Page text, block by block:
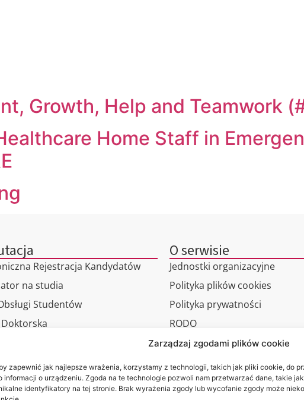
Zarządzaj zgodami plików cookie
zapewnić jak najlepsze wrażenia, korzystamy z technologii, takich jak pliki cookie, do
informacji o urządzeniu. Zgoda na te technologie pozwoli nam przetwarzać dane, takie
identyfikatory na tej stronie. Brak wyrażenia zgody lub wycofanie zgody może
Growth, Help and Teamwork
Home Staff in
Rejestracja Kandydatów
na studia
Studentów
Doktorska
Studiów Podyplomowych
O serwisie
Jednostki organizacyjne
Polityka plików cookies
Polityka prywatności
RODO
Wirtualny spacer
Kontakt